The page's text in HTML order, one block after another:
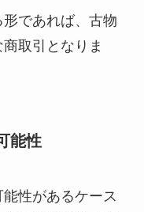
であれば、古物
取引となりま
能性
性があるケース